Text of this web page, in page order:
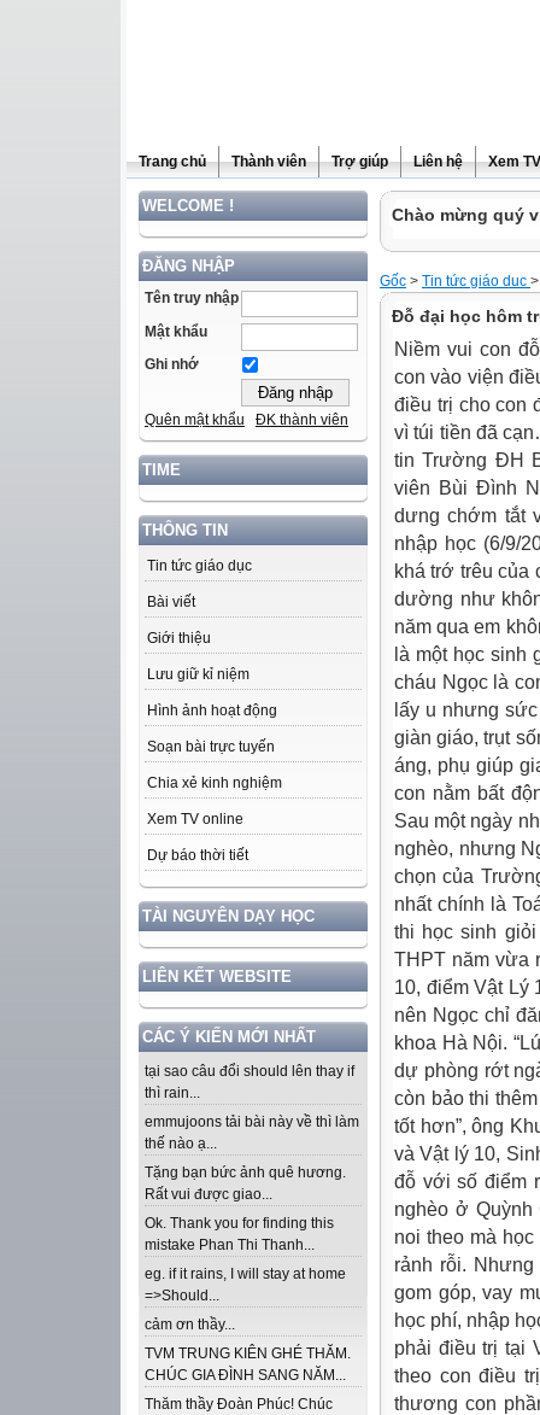
Trang chủ Thành viên Trợ giúp Liên hệ Xem TV
WELCOME !
ĐĂNG NHẬP
Tên truy nhập
Mật khẩu
Ghi nhớ
Quên mật khẩu ĐK thành viên
TIME
THÔNG TIN
Tin tức giáo dục
Bài viết
Giới thiệu
Lưu giữ kỉ niệm
Hình ảnh hoạt động
Soạn bài trực tuyến
Chia xẻ kinh nghiệm
Xem TV online
Dự báo thời tiết
TÀI NGUYÊN DẠY HỌC
LIÊN KẾT WEBSITE
CÁC Ý KIẾN MỚI NHẤT
tại sao câu đổi should lên thay if
thì rain...
emmujoons tải bài này về thì làm
thế nào ạ...
Tặng bạn bức ảnh quê hương.
Rất vui được giao...
Ok. Thank you for finding this
mistake Phan Thi Thanh...
eg. if it rains, I will stay at home
=>Should...
cảm ơn thầy...
TVM TRUNG KIÊN GHÉ THĂM.
CHÚC GIA ĐÌNH SANG NĂM...
Thăm thầy Đoàn Phúc! Chúc
Chào mừng quý
Gốc > Tin tức giáo duc >
Đỗ đại học hôm
Niềm vui con
con vào viện
điều trị cho con
vì túi tiền đã
tin Trường ĐH
viên Bùi Đình
dưng chớm tắt
nhập học (6/9/
khá trớ trêu của
dường như
năm qua em
là một học sinh
cháu Ngọc là
lấy u nhưng
giàn giáo, trụt
áng, phụ giúp
con nằm bất
Sau một ngày
nghèo, nhưng
chọn của
nhất chính là
thi học sinh
THPT năm vừa
10, điểm Vật Lý
nên Ngọc chỉ
khoa Hà Nội.
dự phòng rớt
còn bảo thi
tốt hơn”, ông
và Vật lý 10,
đỗ với số điểm
nghèo ở Quỳnh
noi theo mà
rảnh rỗi.
gom góp, vay
học phí, nhập
phải điều trị tại
theo con điều
thương con